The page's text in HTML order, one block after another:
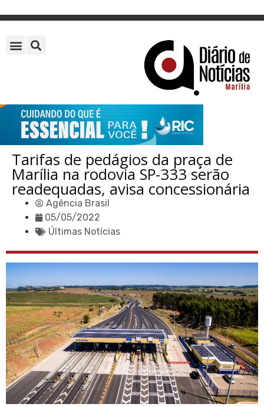
Tarifas de pedágios da praça de
Marília na rodovia SP-333 serão
readequadas, avisa concessionária
Agência Brasil
05/05/2022
Últimas Notícias